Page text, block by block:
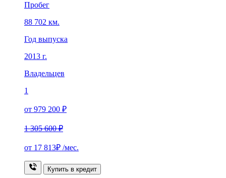
Пробег
88 702 км.
Год выпуска
2013 г.
Владельцев
1
от 979 200 ₽
1 305 600 ₽
от 17 813₽ /мес.
Купить в кредит